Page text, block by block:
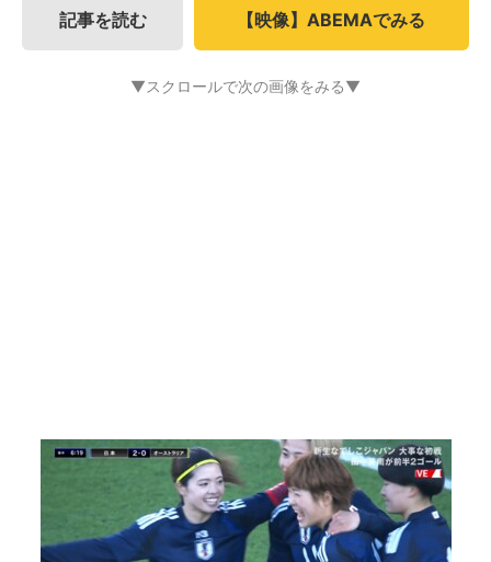
記事を読む 【映像】ABEMAでみる
▼スクロールで次の画像をみる▼